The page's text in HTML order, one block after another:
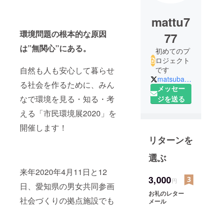
環境問題の根本的な原因
は”無関心”にある。
自然も人も安心して暮らせ
る社会を作るために、みん
なで環境を見る・知る・考
える「市民環境展2020」を
開催します！
来年2020年4月11日と12
日、愛知県の男女共同参画
社会づくりの拠点施設でも
mattu7
77
初めてのプ
ロジェクト
です
matsubarah7
メッセー
ジを送る
リターンを
選ぶ
3,000円
お礼のレター
メール